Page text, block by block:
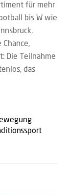
für mehr
bis W wie
Die Teilnahme
das